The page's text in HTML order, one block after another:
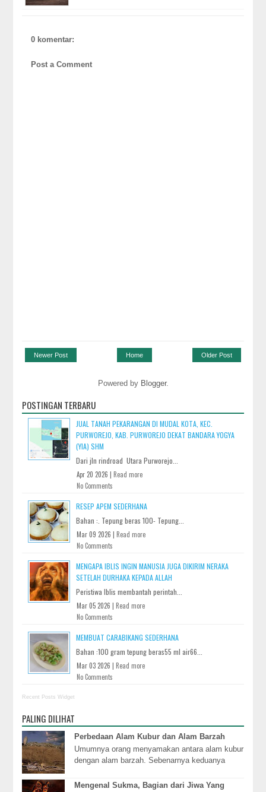
0 komentar:
Post a Comment
Newer Post Older Post
Home
Powered by Blogger.
POSTINGAN TERBARU
JUAL TANAH PEKARANGAN DI MUDAL KOTA, KEC.
PURWOREJO, KAB. PURWOREJO DEKAT BANDARA YOGYA
(YIA) SHM
Dari jln rindroad Utara Purworejo...
Apr 20 2026 |Read more
No Comments
RESEP APEM SEDERHANA
Bahan :. Tepung beras 100- Tepung...
Mar 09 2026 |Read more
No Comments
MENGAPA IBLIS INGIN MANUSIA JUGA DIKIRIM NERAKA
SETELAH DURHAKA KEPADA ALLAH
Peristiwa Iblis membantah perintah...
Mar 05 2026 |Read more
No Comments
MEMBUAT CARABIKANG SEDERHANA
Bahan :100 gram tepung beras55 ml air66...
Mar 03 2026 |Read more
No Comments
Recent Posts Widget
PALING DILIHAT
Perbedaan Alam Kubur dan Alam Barzah
Umumnya orang menyamakan antara alam kubur
dengan alam barzah. Sebenarnya keduanya
kematian tetapi s...
Mengenal Sukma, Bagian dari Jiwa Yang